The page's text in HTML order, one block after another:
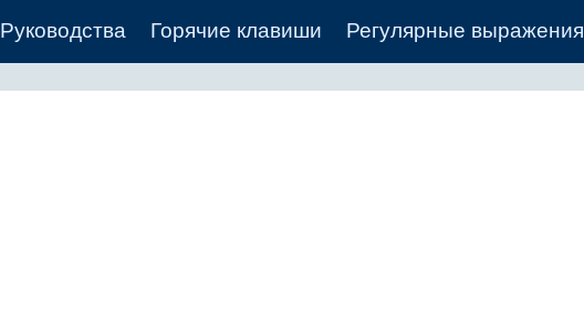
Руководства Горячие клавиши Регулярные выражения